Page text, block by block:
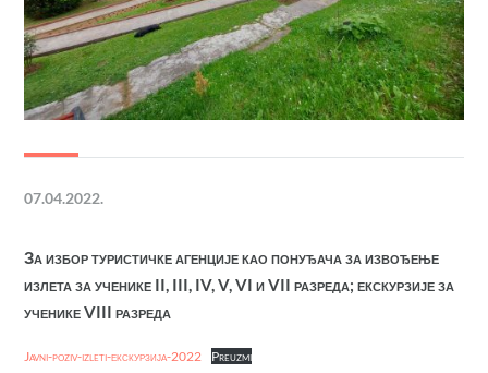
07.04.2022.
За избор туристичке агенције као понуђача за извођење
излета за ученике II, III, IV, V, VI и VII разреда; екскурзије за
ученике VIII разреда
Javni-poziv-izleti-екскурзија-2022 Preuzmi